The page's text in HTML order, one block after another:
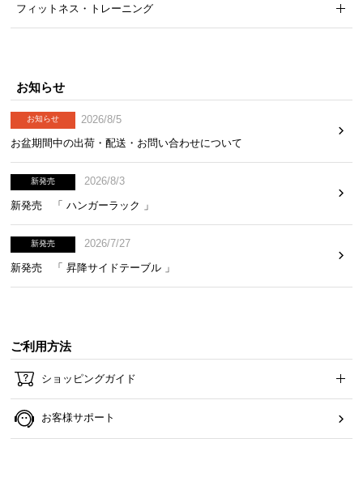
フィットネス・トレーニング
お知らせ
お知らせ
2026/8/5
お盆期間中の出荷・配送・お問い合わせについて
新発売
2026/8/3
新発売 「 ハンガーラック 」
新発売
2026/7/27
新発売 「 昇降サイドテーブル 」
ご利用方法
ショッピングガイド
お客様サポート